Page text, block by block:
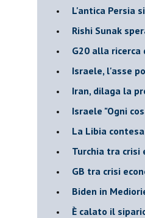
L'antica Persia
Rishi Sunak
G20 alla
Israele, l'asse
Iran, dilaga la
Israele "Ogni
La Libia
Turchia tra crisi
GB tra crisi
Biden in
È calato il